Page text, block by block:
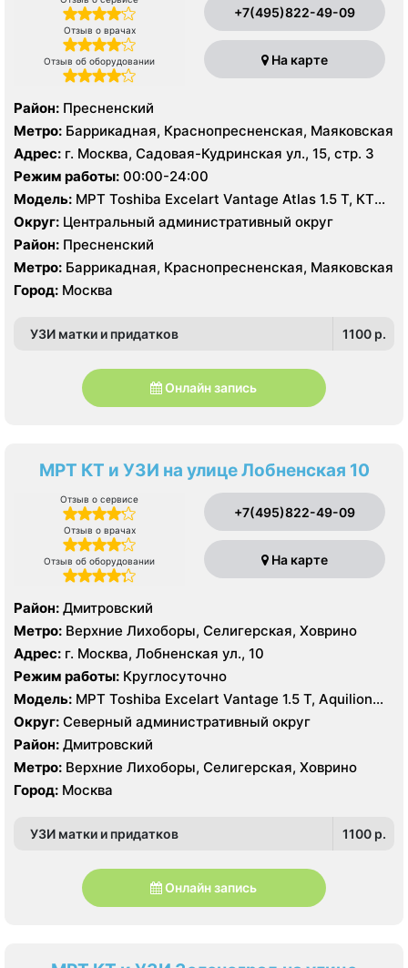
Отзыв о врачах
Отзыв об оборудовании
+7(495)822-49-09
На карте
Район: Пресненский
Метро: Баррикадная, Краснопресненская, Маяковская
Адрес: г. Москва, Садовая-Кудринская ул., 15, стр. 3
Режим работы: 00:00-24:00
Модель: МРТ Toshiba Excelart Vantage Atlas 1.5 Т, КТ
Siemens Somatom 16 срезов, Toshiba Aquilion PRIME
160 срезов, УЗИ
Округ: Центральный административный округ
Район: Пресненский
Метро: Баррикадная, Краснопресненская, Маяковская
Город: Москва
УЗИ матки и придатков 1100 p.
Онлайн запись
МРТ КТ и УЗИ на улице Лобненская 10
Отзыв о сервисе
Отзыв о врачах
Отзыв об оборудовании
+7(495)822-49-09
На карте
Район: Дмитровский
Метро: Верхние Лихоборы, Селигерская, Ховрино
Адрес: г. Москва, Лобненская ул., 10
Режим работы: Круглосуточно
Модель: МРТ Toshiba Excelart Vantage 1.5 Т, Aquilion
Premium 160 срезов, Philips brilliance 16 срезов УЗИ
Siemens Acuson S2000, GE Vivid E9
Округ: Северный административный округ
Район: Дмитровский
Метро: Верхние Лихоборы, Селигерская, Ховрино
Город: Москва
УЗИ матки и придатков 1100 p.
Онлайн запись